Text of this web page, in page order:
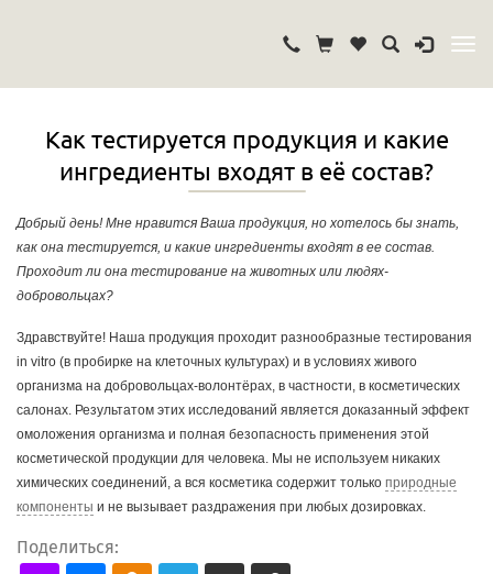
Как тестируется продукция и какие
ингредиенты входят в её состав?
Добрый день! Мне нравится Ваша продукция, но хотелось бы знать,
как она тестируется, и какие ингредиенты входят в ее состав.
Проходит ли она тестирование на животных или людях-
добровольцах?
Здравствуйте! Наша продукция проходит разнообразные тестирования
in vitro (в пробирке на клеточных культурах) и в условиях живого
организма на добровольцах-волонтёрах, в частности, в косметических
салонах. Результатом этих исследований является доказанный эффект
омоложения организма и полная безопасность применения этой
косметической продукции для человека. Мы не используем никаких
химических соединений, а вся косметика содержит только природные
компоненты и не вызывает раздражения при любых дозировках.
Поделиться: